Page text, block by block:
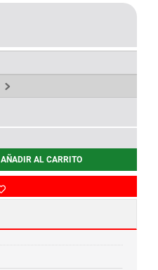
AÑADIR AL CARRITO